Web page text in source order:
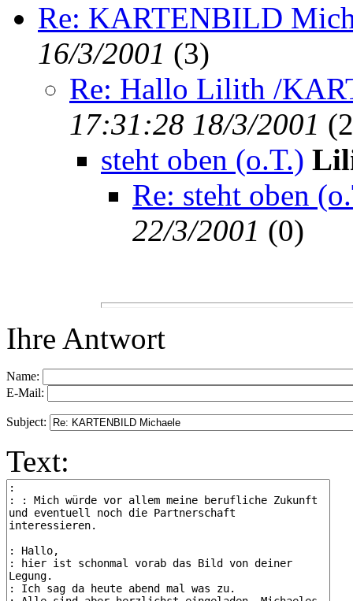
Re: KARTENBILD
16/3/2001 (3)
Re: Hallo Lilith /
17:31:28 18/3/2001 (
steht oben (o.T.)
Re: steht oben
22/3/2001 (0)
Ihre Antwort
Name:
E-Mail:
Subject:
Text: